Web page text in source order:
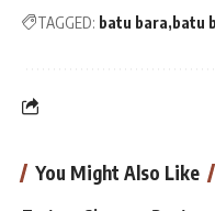
TAGGED: batu bara batu
You Might Also Like